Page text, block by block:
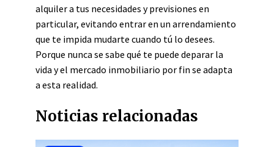
alquiler a tus necesidades y previsiones en
particular, evitando entrar en un arrendamiento
que te impida mudarte cuando tú lo desees.
Porque nunca se sabe qué te puede deparar la
vida y el mercado inmobiliario por fin se adapta
a esta realidad.
Noticias relacionadas